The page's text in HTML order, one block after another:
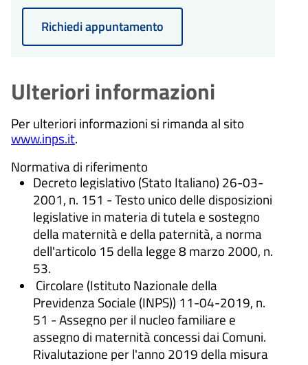
Richiedi appuntamento
Ulteriori informazioni
Per ulteriori informazioni si rimanda al sito
www.inps.it.
Normativa di riferimento
Decreto legislativo (Stato Italiano) 26-03-
2001, n. 151 - Testo unico delle disposizioni
legislative in materia di tutela e sostegno
della maternità e della paternità, a norma
dell'articolo 15 della legge 8 marzo 2000, n.
53.
Circolare (Istituto Nazionale della
Previdenza Sociale (INPS)) 11-04-2019, n.
51 - Assegno per il nucleo familiare e
assegno di maternità concessi dai Comuni.
Rivalutazione per l'anno 2019 della misura